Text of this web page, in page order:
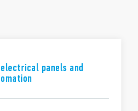
panels and